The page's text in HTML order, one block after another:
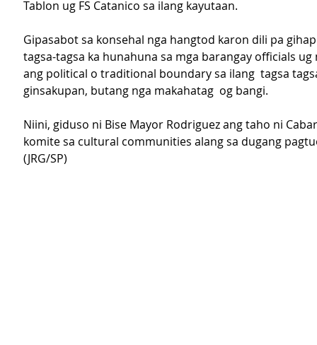
Tablon ug FS Catanico sa ilang kayutaan.
Gipasabot sa konsehal nga hangtod karon dili pa
tagsa-tagsa ka hunahuna sa mga barangay officials ug
ang political o traditional boundary sa ilang  tagsa
ginsakupan, butang nga makahatag  og bangi.
Niini, giduso ni Bise Mayor Rodriguez ang taho ni
komite sa cultural communities alang sa dugang
(JRG/SP)